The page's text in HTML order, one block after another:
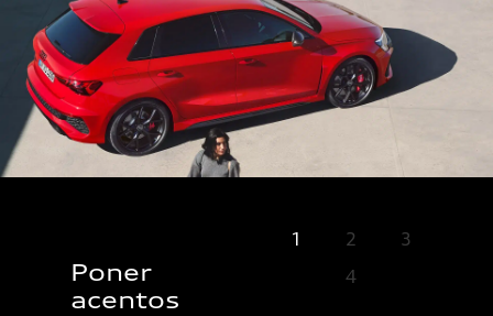
Poner
acentos
Siente el
1 2
3
4